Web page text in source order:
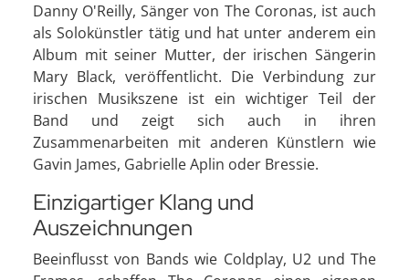
Danny O'Reilly, Sänger von The Coronas, ist auch
als Solokünstler tätig und hat unter anderem ein
Album mit seiner Mutter, der irischen Sängerin
Mary Black, veröffentlicht. Die Verbindung zur
irischen Musikszene ist ein wichtiger Teil der
Band und zeigt sich auch in ihren
Zusammenarbeiten mit anderen Künstlern wie
Gavin James, Gabrielle Aplin oder Bressie.
Einzigartiger Klang und
Auszeichnungen
Beeinflusst von Bands wie Coldplay, U2 und The